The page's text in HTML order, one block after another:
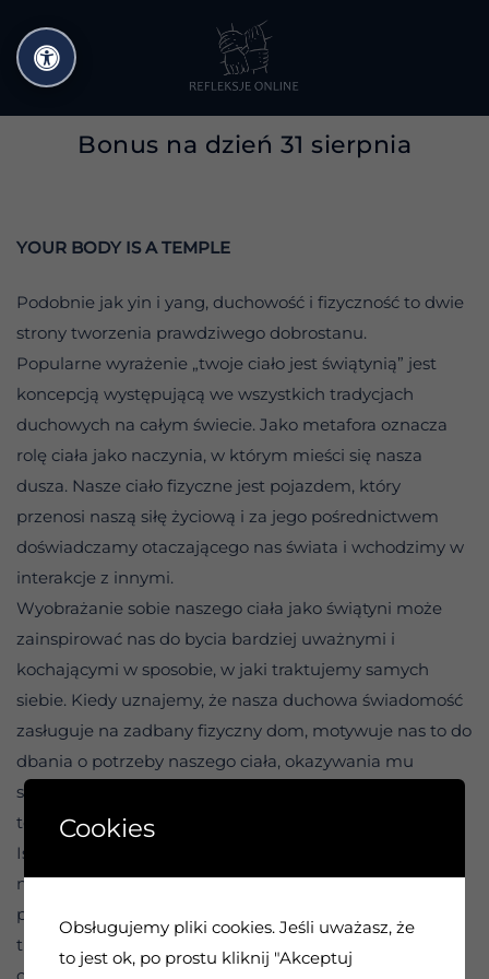
do
treści
Bonus na dzień 31 sierpnia
YOUR BODY IS A TEMPLE
Podobnie jak yin i yang, duchowość i fizyczność to dwie
strony tworzenia prawdziwego dobrostanu.
Popularne wyrażenie „twoje ciało jest świątynią” jest
koncepcją występującą we wszystkich tradycjach
duchowych na całym świecie. Jako metafora oznacza
rolę ciała jako naczynia, w którym mieści się nasza
dusza. Nasze ciało fizyczne jest pojazdem, który
przenosi naszą siłę życiową i za jego pośrednictwem
doświadczamy otaczającego nas świata i wchodzimy w
interakcje z innymi.
Wyobrażanie sobie naszego ciała jako świątyni może
zainspirować nas do bycia bardziej uważnymi i
kochającymi w sposobie, w jaki traktujemy samych
siebie. Kiedy uznajemy, że nasza duchowa świadomość
zasługuje na zadbany fizyczny dom, motywuje nas to do
dbania o potrzeby naszego ciała, okazywania mu
szacunku i pozwalania mu na wyrażanie swojej
tożsamości.
Istnieje wiele sposobów, w jakie możemy traktować
nasze ciała z miłością: wybierając odżywcze,
pełnowartościowe pokarmy – jemy ze świadomością i
troską; traktując priorytetowo nasz sen i czas
Cookies
Obsługujemy pliki cookies. Jeśli uważasz, że
to jest ok, po prostu kliknij "Akceptuj